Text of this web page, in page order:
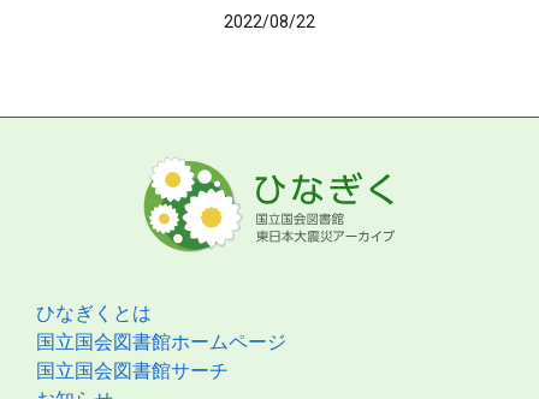
2022/08/22
ひなぎくとは
国立国会図書館ホームページ
国立国会図書館サーチ